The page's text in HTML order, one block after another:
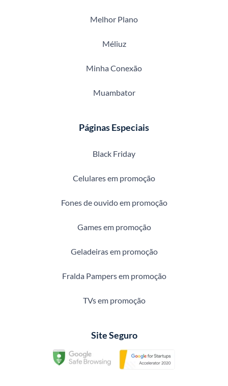
Melhor Plano
Méliuz
Minha Conexão
Muambator
Páginas Especiais
Black Friday
Celulares em promoção
Fones de ouvido em promoção
Games em promoção
Geladeiras em promoção
Fralda Pampers em promoção
TVs em promoção
Site Seguro